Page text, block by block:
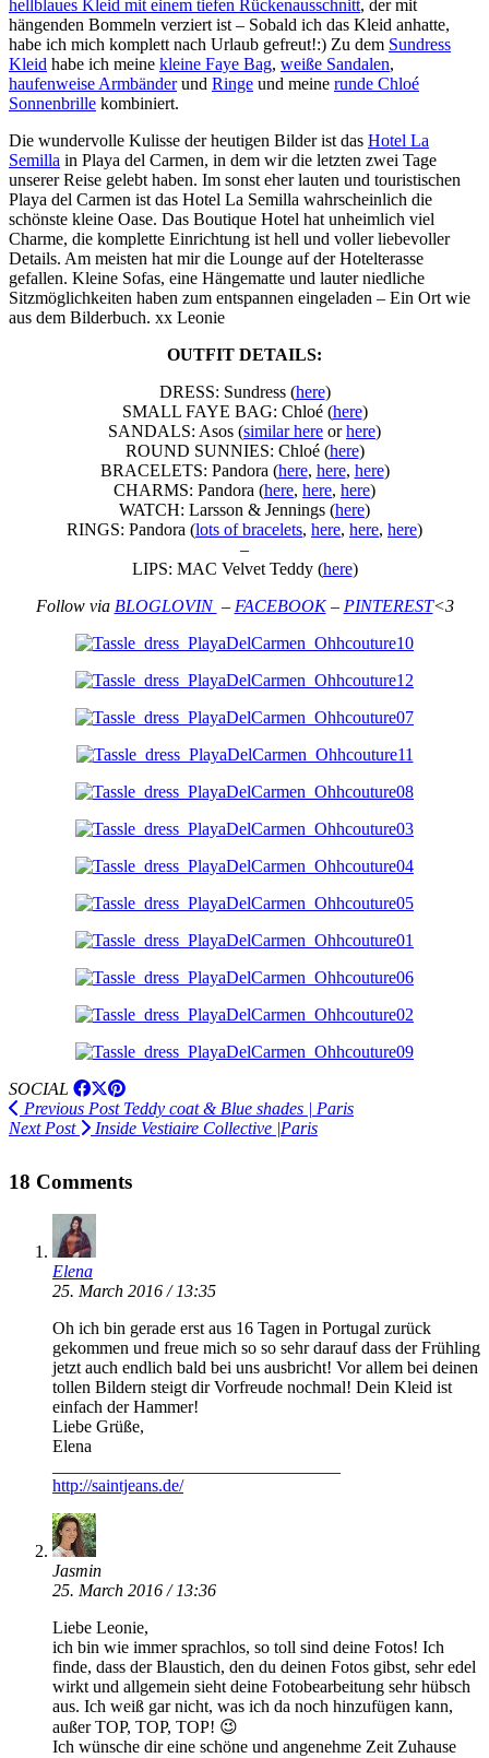
hellblaues Kleid mit einem tiefen Rückenausschnitt, der mit
hängenden Bommeln verziert ist – Sobald ich das Kleid anhatte,
habe ich mich komplett nach Urlaub gefreut!:) Zu dem Sundress
Kleid habe ich meine kleine Faye Bag, weiße Sandalen,
haufenweise Armbänderund Ringe und meine runde Chloé
Sonnenbrille kombiniert.
Die wundervolle Kulisse der heutigen Bilder ist das Hotel La
Semilla in Playa del Carmen, in dem wir die letzten zwei Tage
unserer Reise gelebt haben. Im sonst eher lauten und touristischen
Playa del Carmen ist das Hotel La Semilla wahrscheinlich die
schönste kleine Oase. Das Boutique Hotel hat unheimlich viel
Charme, die komplette Einrichtung ist hell und voller liebevoller
Details. Am meisten hat mir die Lounge auf der Hotelterasse
gefallen. Kleine Sofas, eine Hängematte und lauter niedliche
Sitzmöglichkeiten haben zum entspannen eingeladen – Ein Ort wie
aus dem Bilderbuch. xx Leonie
OUTFIT DETAILS:
DRESS: Sundress (here)
SMALL FAYE BAG: Chloé (here)
SANDALS: Asos (similarhere orhere)
ROUND SUNNIES: Chloé (here)
BRACELETS: Pandora (here, here, here)
CHARMS: Pandora (here, here, here)
WATCH: Larsson & Jennings (here)
RINGS: Pandora (lots of bracelets, here, here, here)
–
LIPS: MAC Velvet Teddy (here)
Follow via BLOGLOVIN – FACEBOOK– PINTEREST<3
SOCIAL
Previous PostTeddy coat & Blue shades | Paris
Next Post
Inside Vestiaire Collective |Paris
18 Comments
Elena
25. March 2016 / 13:35
Oh ich bin gerade erst aus 16 Tagen in Portugal zurück
gekommen und freue mich so so sehr darauf dass der Frühling
jetzt auch endlich bald bei uns ausbricht! Vor allem bei deinen
tollen Bildern steigt dir Vorfreude nochmal! Dein Kleid ist
einfach der Hammer!
Liebe Grüße,
Elena
http://saintjeans.de/
Jasmin
25. March 2016 / 13:36
Liebe Leonie,
ich bin wie immer sprachlos, so toll sind deine Fotos! Ich
finde, dass der Blaustich, den du deinen Fotos gibst, sehr edel
wirkt und allgemein sieht deine Fotobearbeitung sehr hübsch
aus. Ich weiß gar nicht, was ich da noch hinzufügen kann,
außer TOP, TOP, TOP! 😉
Ich wünsche dir eine schöne und angenehme Zeit Zuhause